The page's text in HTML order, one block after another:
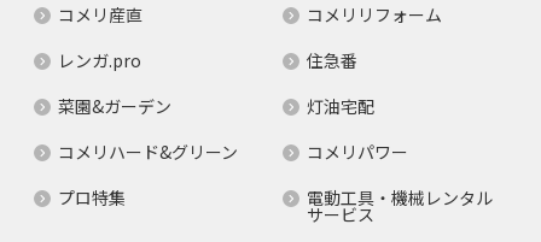
コメリ産直
コメリリフォーム
レンガ.pro
住急番
菜園&ガーデン
灯油宅配
コメリハード&グリーン
コメリパワー
プロ特集
電動工具・機械レンタル
サービス